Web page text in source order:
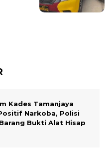
Kades Tamanjaya
Narkoba, Polisi
Bukti Alat Hisap